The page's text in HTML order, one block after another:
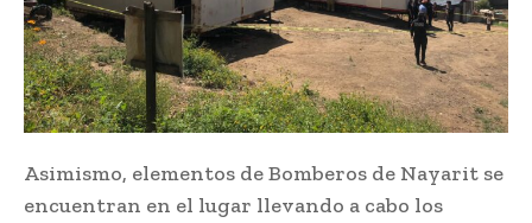
Asimismo, elementos de Bomberos de Nayarit se
encuentran en el lugar llevando a cabo los